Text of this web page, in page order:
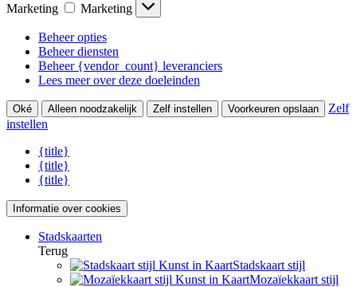
Marketing
Marketing
Beheer opties
Beheer diensten
Beheer {vendor_count} leveranciers
Lees meer over deze doeleinden
Oké Alleen noodzakelijk Zelf instellen Voorkeuren opslaan
Zelf
instellen
{title}
{title}
{title}
Informatie over cookies
Stadskaarten
Terug
Stadskaart stijl
Mozaïekkaart stijl